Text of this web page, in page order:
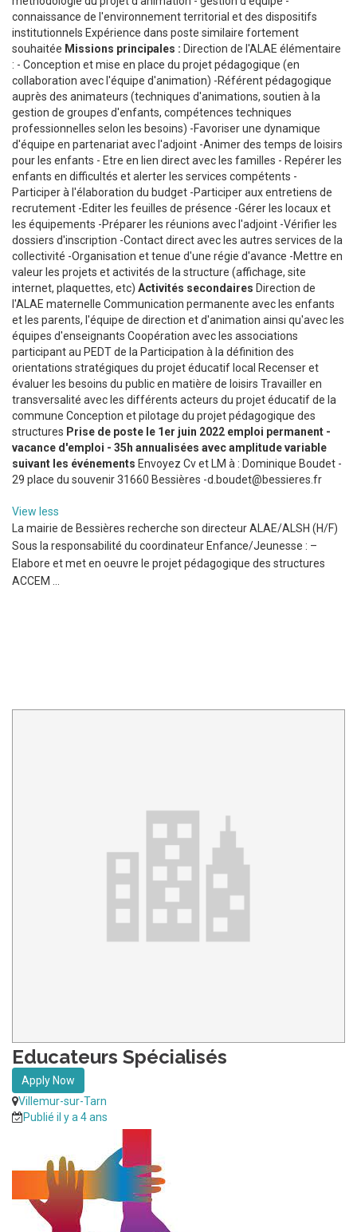
connaissance de l'environnement territorial et des dispositifs
institutionnels Expérience dans poste similaire fortement
souhaitée Missions principales : Direction de l'ALAE élémentaire
: - Conception et mise en place du projet pédagogique (en
collaboration avec l'équipe d'animation) -Référent pédagogique
auprès des animateurs (techniques d'animations, soutien à la
gestion de groupes d'enfants, compétences techniques
professionnelles selon les besoins) -Favoriser une dynamique
d'équipe en partenariat avec l'adjoint -Animer des temps de loisirs
pour les enfants - Etre en lien direct avec les familles - Repérer les
enfants en difficultés et alerter les services compétents -
Participer à l'élaboration du budget -Participer aux entretiens de
recrutement -Editer les feuilles de présence -Gérer les locaux et
les équipements -Préparer les réunions avec l'adjoint -Vérifier les
dossiers d'inscription -Contact direct avec les autres services de la
collectivité -Organisation et tenue d'une régie d'avance -Mettre en
valeur les projets et activités de la structure (affichage, site
internet, plaquettes, etc) Activités secondaires Direction de
l'ALAE maternelle Communication permanente avec les enfants
et les parents, l'équipe de direction et d'animation ainsi qu'avec les
équipes d'enseignants Coopération avec les associations
participant au PEDT de la Participation à la définition des
orientations stratégiques du projet éducatif local Recenser et
évaluer les besoins du public en matière de loisirs Travailler en
transversalité avec les différents acteurs du projet éducatif de la
commune Conception et pilotage du projet pédagogique des
structures Prise de poste le 1er juin 2022 emploi permanent -
vacance d'emploi - 35h annualisées avec amplitude variable
suivant les événements Envoyez Cv et LM à : Dominique Boudet -
29 place du souvenir 31660 Bessières -d.boudet@bessieres.fr
View less
La mairie de Bessières recherche son directeur ALAE/ALSH (H/F)
Sous la responsabilité du coordinateur Enfance/Jeunesse : –
Elabore et met en oeuvre le projet pédagogique des structures
ACCEM ...
Educateurs Spécialisés
Apply Now
Villemur-sur-Tarn
Publié il y a 4 ans